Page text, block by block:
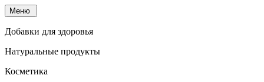
Меню
Добавки для здоровья
Натуральные продукты
Косметика